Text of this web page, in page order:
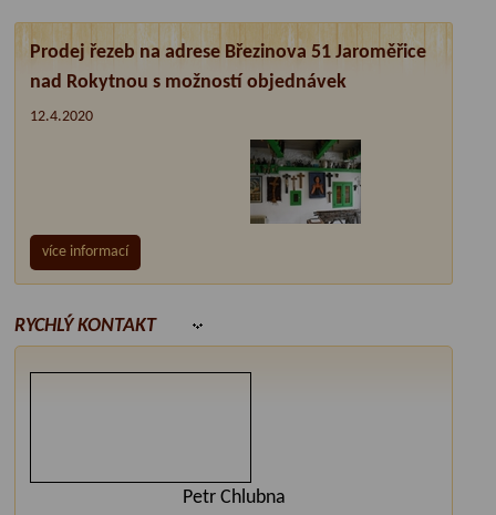
Prodej řezeb na adrese Březinova 51 Jaroměřice
nad Rokytnou s možností objednávek
12.4.2020
více informací
RYCHLÝ KONTAKT
Petr Chlubna